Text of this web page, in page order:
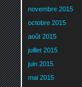
novembre 2015
octobre 2015
août 2015
juillet 2015
juin 2015
mai 2015